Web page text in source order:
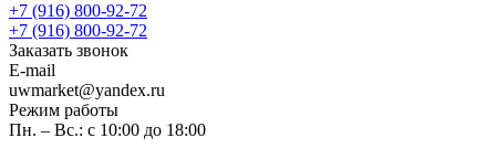
+7 (916) 800-92-72
+7 (916) 800-92-72
Заказать звонок
E-mail
uwmarket@yandex.ru
Режим работы
Пн. – Вс.: с 10:00 до 18:00